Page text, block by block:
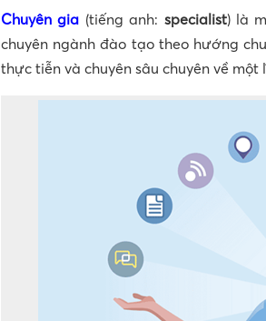
Chuyên gia (tiếng anh: specialist) là
chuyên ngành đào tạo theo hướng
thực tiễn và chuyên sâu chuyên về